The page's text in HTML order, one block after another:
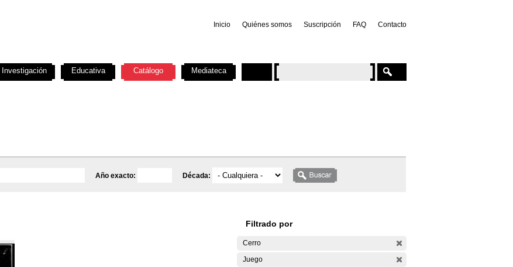
Inicio Quiénes somos Suscripción FAQ Contacto
Año exacto: Década:
Filtrado por
Cerro
Juego
Investigación Educativa Catálogo Mediateca